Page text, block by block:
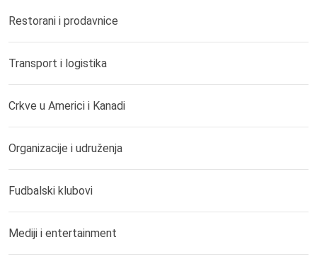
Restorani i prodavnice
Transport i logistika
Crkve u Americi i Kanadi
Organizacije i udruženja
Fudbalski klubovi
Mediji i entertainment